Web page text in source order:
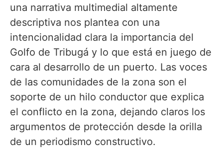
una narrativa multimedial altamente
descriptiva nos plantea con una
intencionalidad clara la importancia del
Golfo de Tribugá y lo que está en juego de
cara al desarrollo de un puerto. Las voces
de las comunidades de la zona son el
soporte de un hilo conductor que explica
el conflicto en la zona, dejando claros los
argumentos de protección desde la orilla
de un periodismo constructivo.